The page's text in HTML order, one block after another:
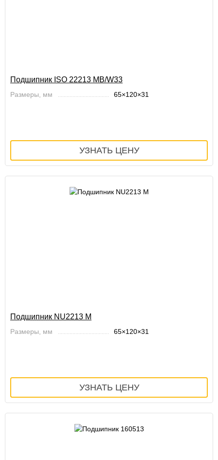
Подшипник ISO 22213 MB/W33
Размеры, мм 65×120×31
Подшипник NU2213 M
Размеры, мм 65×120×31